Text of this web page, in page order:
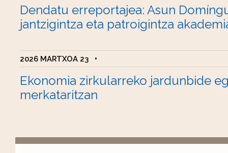
Dendatu erreportajea: Asun
jantzigintza eta patroigintza
2026 MARTXOA 23 •
Ekonomia zirkularreko jardunbide
merkataritzan